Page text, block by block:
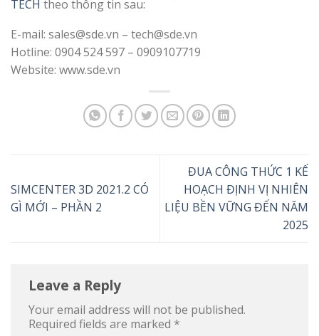
TECH theo thông tin sau:
E-mail: sales@sde.vn – tech@sde.vn
Hotline: 0904 524 597 – 0909107719
Website: www.sde.vn
SIMCENTER 3D 2021.2 CÓ
GÌ MỚI – PHẦN 2
ĐUA CÔNG THỨC 1 KẾ
HOẠCH ĐỊNH VỊ NHIÊN
LIỆU BỀN VỮNG ĐẾN NĂM
2025
Leave a Reply
Your email address will not be published.
Required fields are marked *